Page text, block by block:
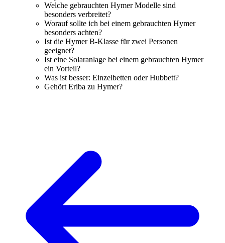
Welche gebrauchten Hymer Modelle sind
besonders verbreitet?
Worauf sollte ich bei einem gebrauchten Hymer
besonders achten?
Ist die Hymer B-Klasse für zwei Personen
geeignet?
Ist eine Solaranlage bei einem gebrauchten Hymer
ein Vorteil?
Was ist besser: Einzelbetten oder Hubbett?
Gehört Eriba zu Hymer?